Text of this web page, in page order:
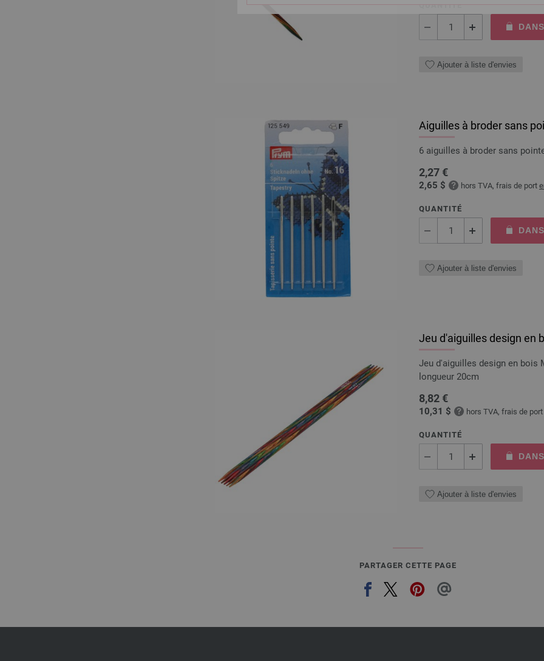
QUANTITÉ
Ajouter à liste d'envies
Aiguilles à broder sans
6 aiguilles à broder sans
2,27 €
2,65 $ hors TVA, frais de port
QUANTITÉ
Ajouter à liste d'envies
Jeu d'aiguilles design en
Jeu d'aiguilles design en bois
longueur 20cm
8,82 €
10,31 $ hors TVA, frais de port
QUANTITÉ
Ajouter à liste d'envies
PARTAGER CETTE PAGE